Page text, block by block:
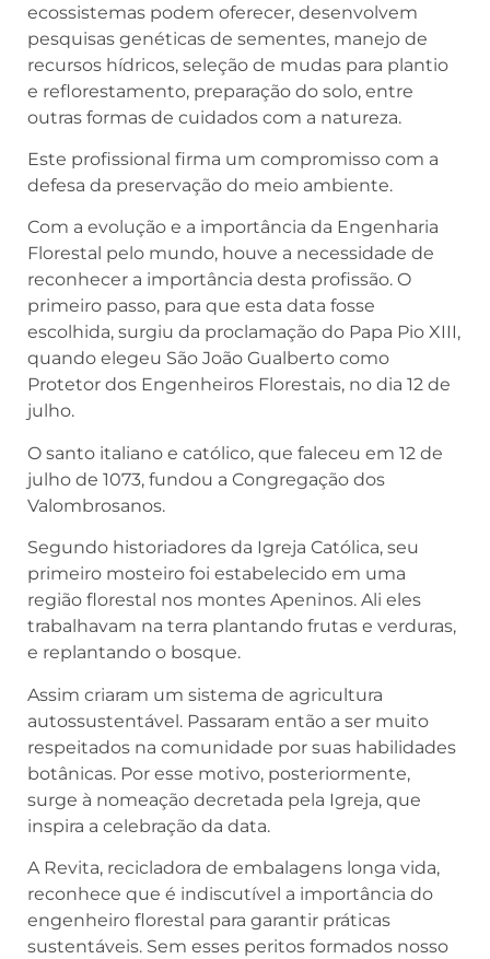
ecossistemas podem oferecer, desenvolvem
pesquisas genéticas de sementes, manejo de
recursos hídricos, seleção de mudas para plantio
e reflorestamento, preparação do solo, entre
outras formas de cuidados com a natureza.
Este profissional firma um compromisso com a
defesa da preservação do meio ambiente.
Com a evolução e a importância da Engenharia
Florestal pelo mundo, houve a necessidade de
reconhecer a importância desta profissão. O
primeiro passo, para que esta data fosse
escolhida, surgiu da proclamação do Papa Pio XIII,
quando elegeu São João Gualberto como
Protetor dos Engenheiros Florestais, no dia 12 de
julho.
O santo italiano e católico, que faleceu em 12 de
julho de 1073, fundou a Congregação dos
Valombrosanos.
Segundo historiadores da Igreja Católica, seu
primeiro mosteiro foi estabelecido em uma
região florestal nos montes Apeninos. Ali eles
trabalhavam na terra plantando frutas e verduras,
e replantando o bosque.
Assim criaram um sistema de agricultura
autossustentável. Passaram então a ser muito
respeitados na comunidade por suas habilidades
botânicas. Por esse motivo, posteriormente,
surge à nomeação decretada pela Igreja, que
inspira a celebração da data.
A Revita, recicladora de embalagens longa vida,
reconhece que é indiscutível a importância do
engenheiro florestal para garantir práticas
sustentáveis. Sem esses peritos formados nosso